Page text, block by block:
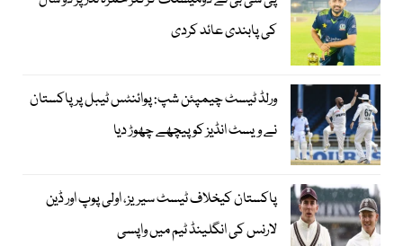
کی پابندی عائد کردی
ورلڈ ٹیسٹ چیمپئن شپ: پوائنٹس ٹیبل پر پاکستان
نے ویسٹ انڈیز کو پیچھے چھوڑ دیا
پاکستان کیخلاف ٹیسٹ سیریز، اولی پوپ اور ڈین
لارنس کی انگلینڈ ٹیم میں واپسی